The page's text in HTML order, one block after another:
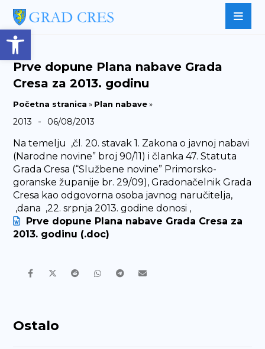
Open toolbar
Prve dopune Plana nabave Grada
Cresa za 2013. godinu
Početna stranica » Plan nabave»
2013 - 06/08/2013
Na temelju ,čl. 20. stavak 1. Zakona o javnoj nabavi
(Narodne novine” broj 90/11) i članka 47. Statuta
Grada Cresa (“Službene novine” Primorsko-
goranske županije br. 29/09), Gradonačelnik Grada
Cresa kao odgovorna osoba javnog naručitelja,
,dana ,22. srpnja 2013. godine donosi ,
Prve dopune Plana nabave Grada Cresa za
2013. godinu (.doc)
Ostalo